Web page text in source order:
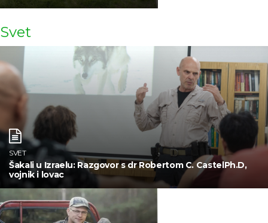
Svet
SVET
Šakali u Izraelu: Razgovor s dr Robertom C. CastelPh.D,
vojnik i lovac